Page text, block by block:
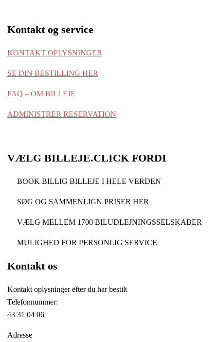
Kontakt og service
KONTAKT OPLYSNINGER
SE DIN BESTILLING HER
FAQ – OM BILLEJE
ADMINISTRER RESERVATION
VÆLG BILLEJE.CLICK FORDI
BOOK BILLIG BILLEJE I HELE VERDEN
SØG OG SAMMENLIGN PRISER HER
VÆLG MELLEM 1700 BILUDLEJNINGSSELSKABER
MULIGHED FOR PERSONLIG SERVICE
Kontakt os
Kontakt oplysninger efter du har bestilt
Telefonnummer:
43 31 04 06
Adresse